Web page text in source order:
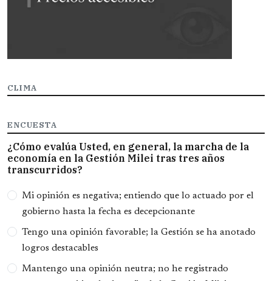
CLIMA
ENCUESTA
¿Cómo evalúa Usted, en general, la marcha de la
economía en la Gestión Milei tras tres años
transcurridos?
Opciones
Mi opinión es negativa; entiendo que lo actuado por el
gobierno hasta la fecha es decepcionante
Tengo una opinión favorable; la Gestión se ha anotado
logros destacables
Mantengo una opinión neutra; no he registrado